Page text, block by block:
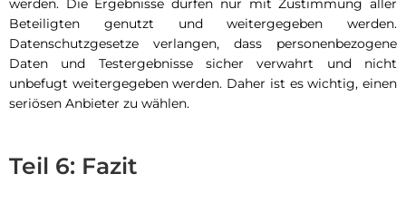
werden. Die Ergebnisse dürfen nur mit Zustimmung aller
Beteiligten genutzt und weitergegeben werden.
Datenschutzgesetze verlangen, dass personenbezogene
Daten und Testergebnisse sicher verwahrt und nicht
unbefugt weitergegeben werden. Daher ist es wichtig, einen
seriösen Anbieter zu wählen.
Teil 6: Fazit